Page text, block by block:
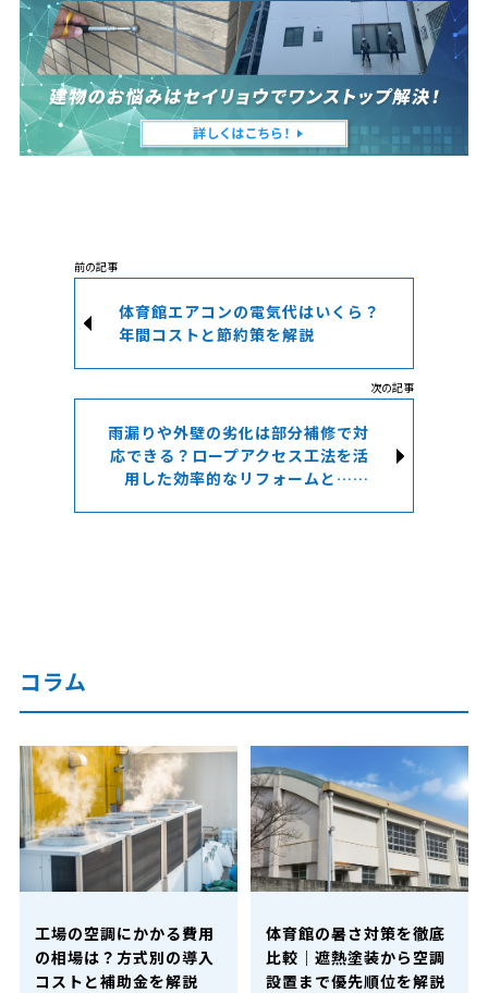
体育館エアコンの電気代はいくら？
年間コストと節約策を解説
雨漏りや外壁の劣化は部分補修で対
応できる？ロープアクセス工法を活
用した効率的なリフォームと……
コラム
工場の空調にかかる費用
の相場は？方式別の導入
コストと補助金を解説
体育館の暑さ対策を徹底
比較｜遮熱塗装から空調
設置まで優先順位を解説